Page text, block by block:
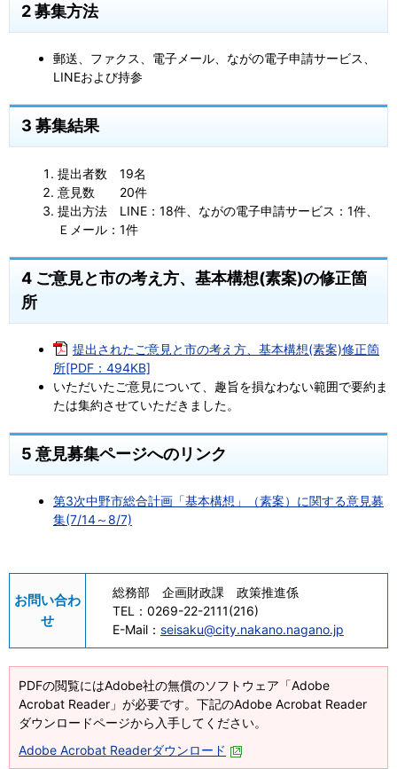
2 募集方法
郵送、ファクス、電子メール、ながの電子申請サービス、
LINEおよび持参
3 募集結果
提出者数 19名
意見数 20件
提出方法 LINE：18件、ながの電子申請サービス：1件、
Ｅメール：1件
4 ご意見と市の考え方、基本構想(素案)の修正箇
所
提出されたご意見と市の考え方、基本構想(素案)修正箇
所[PDF：494KB]
いただいたご意見について、趣旨を損なわない範囲で要約ま
たは集約させていただきました。
5 意見募集ページへのリンク
第3次中野市総合計画「基本構想」（素案）に関する意見募
集(7/14～8/7)
お問い合わ
せ
総務部 企画財政課 政策推進係
TEL： 0269-22-2111(216)
E-Mail： seisaku@city.nakano.nagano.jp
PDFの閲覧にはAdobe社の無償のソフトウェア「Adobe
Acrobat Reader」が必要です。下記のAdobe Acrobat Reader
ダウンロードページから入手してください。
Adobe Acrobat Readerダウンロード